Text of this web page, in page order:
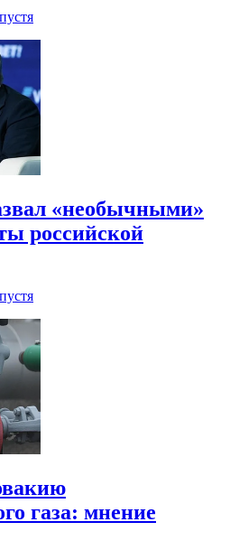
«необычными»
российской
газа: мнение